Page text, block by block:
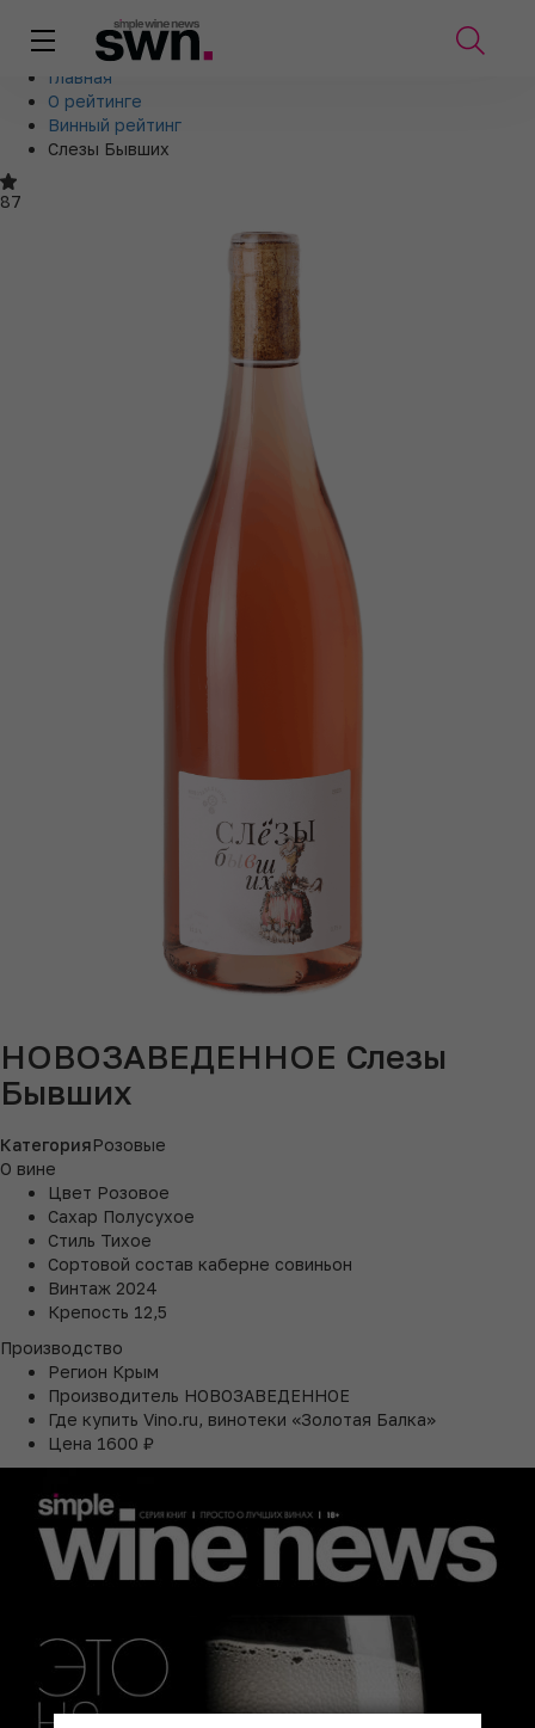
Главная
О рейтинге
Винный рейтинг
Слезы Бывших
87
НОВОЗАВЕДЕННОЕ Слезы
Бывших
КатегорияРозовые
О вине
Цвет Розовое
Сахар Полусухое
Стиль Тихое
Сортовой состав каберне совиньон
Винтаж 2024
Крепость 12,5
Производство
Регион Крым
Производитель НОВОЗАВЕДЕННОЕ
Где купить Vino.ru, винотеки «Золотая Балка»
Цена 1600 ₽